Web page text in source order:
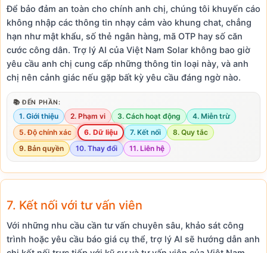
Để bảo đảm an toàn cho chính anh chị, chúng tôi khuyến cáo
không nhập các thông tin nhạy cảm vào khung chat, chẳng
hạn như mật khẩu, số thẻ ngân hàng, mã OTP hay số căn
cước công dân. Trợ lý AI của Việt Nam Solar không bao giờ
yêu cầu anh chị cung cấp những thông tin loại này, và anh
chị nên cảnh giác nếu gặp bất kỳ yêu cầu đáng ngờ nào.
📚 ĐẾN PHẦN:
1. Giới thiệu 2. Phạm vi 3. Cách hoạt động
4. Miễn trừ
5. Độ chính xác
6. Dữ liệu 7. Kết nối
8. Quy tắc
9. Bản quyền
10. Thay đổi 11. Liên hệ
7. Kết nối với tư vấn viên
Với những nhu cầu cần tư vấn chuyên sâu, khảo sát công
trình hoặc yêu cầu báo giá cụ thể, trợ lý AI sẽ hướng dẫn anh